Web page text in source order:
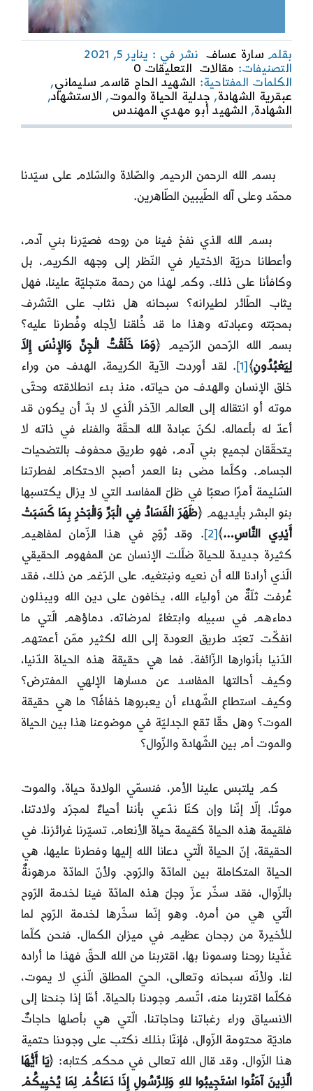
بقلم سارة عساف نشر في : يناير 5, 2021
التصنيفات: مقالات التعليقات 0
أحياء
عند
ربهم
يُرزقون..
الكلمات المفتاحية: الشهيد الحاج قاسم سليماني,
عبقرية الشهادة, جدلية الحياة والموت, الاستشهاد,
الشهادة, الشهيد أبو مهدي المهندس
بسم الله الرحمن الرحيم والصّلاة والسّلام على سيّدنا
محمّد وعلى آله الطّيبين الطّاهرين.
بسم الله الذي نفخ فينا من روحه فصيّرنا بني آدم،
وأعطانا حريّة الاختيار في النّظر إلى وجهه الكريم، بل
وكافأنا على ذلك. وكم لهذا من رحمة متجليّة علينا، فهل
يثاب الطّائر لطيرانه؟ سبحانه هل نثاب على التّشرف
بمحبّته وعبادته وهذا ما قد خُلقنا لأجله وفُطرنا عليه؟
بسم الله الرّحمن الرّحيم ﴿وَمَا خَلَقْتُ الْجِنَّ وَالإِنْسَ إِلاَ
لِيَعْبُدُونِ﴾ [1] . لقد أوردت الآية الكريمة، الهدف من وراء
خلق الإنسان والهدف من حياته، منذ بدء انطلاقته وحتّى
موته أو انتقاله إلى العالم الآخر الّذي لا بدّ أن يكون قد
أعدّ له بأعماله. لكنّ عبادة الله الحقّة والفناء في ذاته لا
يتحقّقان لجميع بني آدم، فهو طريق محفوف بالتضحيات
الجسام. وكلّما مضى بنا العمر أصبح الاحتكام لفطرتنا
السّليمة أمرًا صعبًا في ظلّ المفاسد التي لا يزال يكتسبها
بنو البشر بأيديهم ﴿ظَهَرَ الْفَسَادُ فِي الْبَرِّ وَالْبَحْرِ بِمَا كَسَبَتْ
أَيْدِي النَّاسِ…﴾[2]
. وقد رُوّج في هذا الزّمان لمفاهيم
كثيرة جديدة للحياة ضلّلت الإنسان عن المفهوم الحقيقي
الّذي أرادنا الله أن نعيه ونبتغيه. على الرّغم من ذلك، فقد
عُرفت ثلّةٌ من أولياء الله، يخافون على دين الله ويبذلون
دماءهم في سبيله وابتغاءً لمرضاته. دماؤهم الّتي ما
انفكّت تعبّد طريق العودة إلى الله لكثير ممّن أعمتهم
الدّنيا بأنوارها الزّائفة. فما هي حقيقة هذه الحياة الدّنيا،
وكيف أحالتها المفاسد عن مسارها الإلهي المفترض؟
وكيف استطاع الشّهداء أن يعبروها خفافًا؟ ما هي حقيقة
الموت؟ وهل حقّا تقع الجدليّة في موضوعنا هذا بين الحياة
والموت أم بين الشّهادة والزّوال؟
كم يلتبس علينا الأمر، فنسمّي الولادة حياة، والموت
موتًا. إلّا إنّنا وإن كنّا ندّعي بأننا أحياءٌ لمجرّد ولادتنا،
فلقيمة هذه الحياة كقيمة حياة الأنعام، تسيّرنا غرائزنا. في
الحقيقة، إنّ الحياة الّتي دعانا الله إليها وفطرنا عليها، هي
الحياة المتكاملة بين المادّة والرّوح. ولأنّ المادّة مرهونةٌ
بالزّوال، فقد سخّر عزّ وجلّ هذه المادّة فينا لخدمة الرّوح
الّتي هي من أمره. وهو إنّما سخّرها لخدمة الرّوح لما
للأخيرة من رجحان عظيم في ميزان الكمال. فنحن كلّما
غذّينا روحنا وسمونا بها، اقتربنا من الله الحقّ فهذا ما أراده
لنا. ولأنّه سبحانه وتعالى، الحيّ المطلق الّذي لا يموت،
فكلّما اقتربنا منه، اتّسم وجودنا بالحياة. أمّا إذا جنحنا إلى
الانسياق وراء رغباتنا وحاجاتنا، الّتي هي بأصلها حاجاتٌ
ماديّة محتومة الزّوال، فإننّا بذلك نكتب على وجودنا حتمية
هذا الزّوال. وقد قال الله تعالى في محكم كتابه: ﴿يَا أَيُّهَا
الَّذِينَ آمَنُوا اسْتَجِيبُوا للهِ وَلِلرَّسُولِ إِذَا دَعَاكُمْ لِمَا يُحْيِيكُمْ